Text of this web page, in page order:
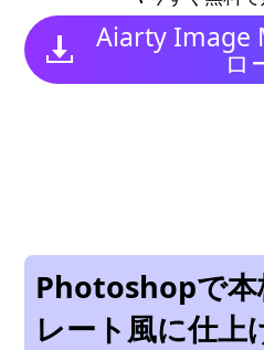
Aiarty Image
ロ
Photoshopで本
レート風に仕上